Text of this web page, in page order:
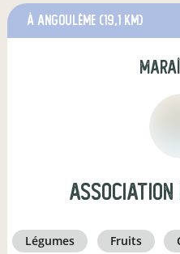
à Angoulême (19,1 km)
Association
légumes fruits